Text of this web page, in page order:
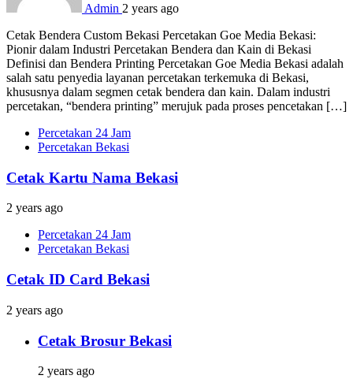
Admin 2 years ago
Cetak Bendera Custom Bekasi Percetakan Goe Media Bekasi:
Pionir dalam Industri Percetakan Bendera dan Kain di Bekasi
Definisi dan Bendera Printing Percetakan Goe Media Bekasi adalah
salah satu penyedia layanan percetakan terkemuka di Bekasi,
khususnya dalam segmen cetak bendera dan kain. Dalam industri
percetakan, “bendera printing” merujuk pada proses pencetakan […]
Percetakan 24 Jam
Percetakan Bekasi
Cetak Kartu Nama Bekasi
2 years ago
Percetakan 24 Jam
Percetakan Bekasi
Cetak ID Card Bekasi
2 years ago
Cetak Brosur Bekasi
2 years ago